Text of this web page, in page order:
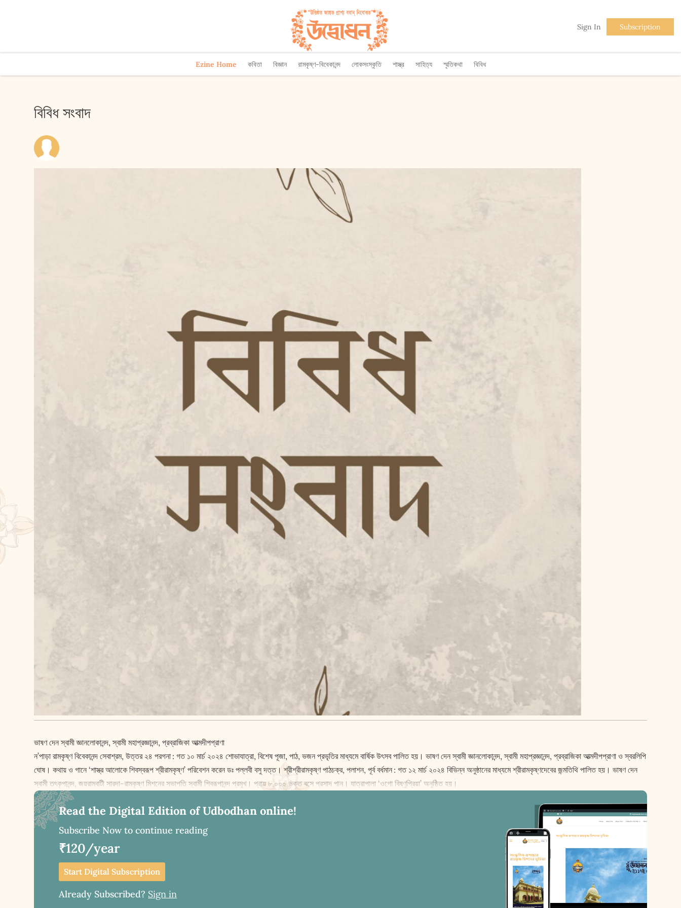
Sign In Subscription
Ezine Home কবিতা বিজ্ঞান রামকৃষ্ণ-বিবেকানন্দ লোকসংস্কৃতি শাস্ত্র সাহিত্য স্মৃতিকথা বিবিধ
বিবিধ সংবাদ
ভাষণ দেন স্বামী জ্ঞানলোকানন্দ, স্বামী মহাপ্রজ্ঞানন্দ, প্রব্রাজিকা আত্মদীপপ্রাণা
ন’পাড়া রামকৃষ্ণ বিবেকানন্দ সেবাশ্রম, উত্তর ২৪ পরগনা : গত ১০ মার্চ ২০২৪ শোভাযাত্রা, বিশেষ পূজা, পাঠ, ভজন প্রভৃতির মাধ্যমে বার্ষিক উৎসব পালিত হয়। ভাষণ দেন স্বামী জ্ঞানলোকানন্দ, স্বামী মহাপ্রজ্ঞানন্দ, প্রব্রাজিকা আত্মদীপপ্রাণা ও স্বরলিপি
ঘোষ। কথায় ও গানে ‘শাস্ত্র আলোকে শিবস্বরূপ শ্রীরামকৃষ্ণ’ পরিবেশন করেন ডঃ পল্লবী বসু দত্ত। শ্রীশ্রীরামকৃষ্ণ পাঠচক্র, পলাশন, পূর্ব বর্ধমান : গত ১২ মার্চ ২০২৪ বিভিন্ন অনুষ্ঠানের মাধ্যমে শ্রীরামকৃষ্ণদেবের জন্মতিথি পালিত হয়। ভাষণ দেন
স্বামী তৎকৃপানন্দ, জয়রামবাটী সারদা-রামকৃষ্ণ মিশনের সভাপতি স্বামী শিবরূপানন্দ প্রমুখ। প্রায় ৮,০০০ ভক্ত বসে প্রসাদ পান। যাত্রাপালা ‘ওগো বিষ্ণুপ্রিয়া’ অনুষ্ঠিত হয়।
Read the Digital Edition of Udbodhan online!
Subscribe Now to continue reading
₹120/year
Start Digital Subscription
Already Subscribed? Sign in